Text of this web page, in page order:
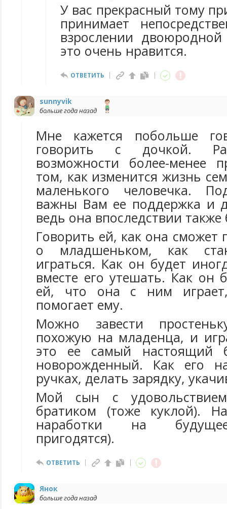
У вас прекрасный тому
принимает
взрослении
это очень нравится.
ОТВЕТИТЬ
sunnyvik
больше года назад
Мне кажется побольше
говорить с дочкой.
возможности более-менее
том, как изменится жизнь
маленького человечка.
важны Вам ее поддержка и
ведь она впоследствии
Говорить ей, как она сможет
о младшеньком, как
играться. Как он будет
вместе его утешать. Как он
ей, что она с ним играет,
помогает ему.
Можно завести
похожую на младенца, и
это ее самый настоящий
новорожденный. Как его
ручках, делать зарядку,
Мой сын с
братиком (тоже куклой).
наработки на
пригодятся).
ОТВЕТИТЬ
Янок
больше года назад